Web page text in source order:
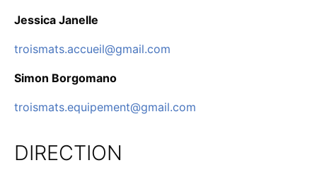
Jessica Janelle
troismats.accueil@gmail.com
Simon Borgomano
troismats.equipement@gmail.com
DIRECTION